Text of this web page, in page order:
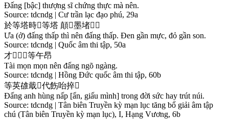
Đấng [bậc] thượng sĩ chứng thực mà nên.
Source: tdcndg | Cư trần lạc đạo phú, 29a
於等塔時𢧚等塔 顛𧵆墨堵𧵆 𣗾
Ưa (ở) đấng thấp thì nên đấng thấp. Đen gần mực, đỏ gần son.
Source: tdcndg | Quốc âm thi tập, 50a
才𡮮 𡮮 𢧚等午昂
Tài mọn mọn nên đấng ngõ ngàng.
Source: tdcndg | Hồng Đức quốc âm thi tập, 60b
等英䧺戢𥪞代飭咍捽𡶀
Đấng anh hùng nấp [ẩn, giấu mình] trong đời sức hay trút núi.
Source: tdcndg | Tân biên Truyền kỳ mạn lục tăng bổ giải âm tập
chú (Tân biên Truyền kỳ mạn lục), I, Hạng Vương, 6b